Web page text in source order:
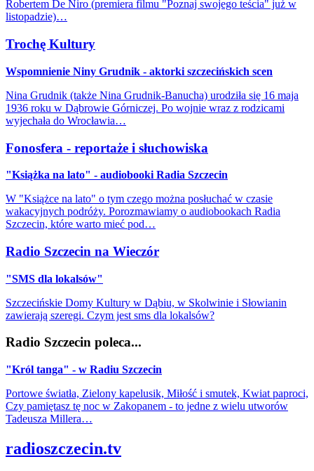
Robertem De Niro (premiera filmu "Poznaj swojego teścia" już w
listopadzie)…
Trochę Kultury
Wspomnienie Niny Grudnik - aktorki szczecińskich scen
Nina Grudnik (także Nina Grudnik-Banucha) urodziła się 16 maja
1936 roku w Dąbrowie Górniczej. Po wojnie wraz z rodzicami
wyjechała do Wrocławia…
Fonosfera - reportaże i słuchowiska
"Książka na lato" - audiobooki Radia Szczecin
W "Książce na lato" o tym czego można posłuchać w czasie
wakacyjnych podróży. Porozmawiamy o audiobookach Radia
Szczecin, które warto mieć pod…
Radio Szczecin na Wieczór
"SMS dla lokalsów"
Szczecińskie Domy Kultury w Dąbiu, w Skolwinie i Słowianin
zawierają szeregi. Czym jest sms dla lokalsów?
Radio Szczecin poleca...
"Król tanga" - w Radiu Szczecin
Portowe światła, Zielony kapelusik, Miłość i smutek, Kwiat paproci,
Czy pamiętasz tę noc w Zakopanem - to jedne z wielu utworów
Tadeusza Millera…
radioszczecin.tv